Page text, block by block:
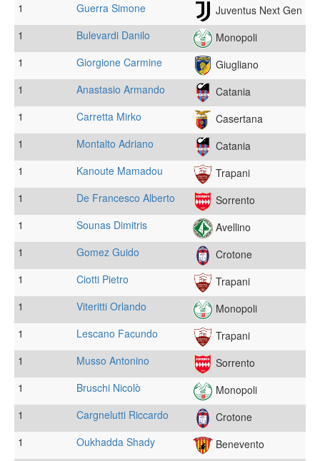
1 Guerra Simone
Juventus Next Gen
1
Bulevardi Danilo
Monopoli
1
Giorgione Carmine
Giugliano
1
Anastasio Armando
Catania
1
Carretta Mirko
Casertana
1
Montalto Adriano
Catania
1
Kanoute Mamadou
Trapani
1
De Francesco Alberto
Sorrento
1
Sounas Dimitris
Avellino
1
Gomez Guido
Crotone
1
Ciotti Pietro
Trapani
1
Viteritti Orlando
Monopoli
1
Lescano Facundo
Trapani
1
Musso Antonino
Sorrento
1
Bruschi Nicolò
Monopoli
1
Cargnelutti Riccardo
Crotone
1
Oukhadda Shady
Benevento